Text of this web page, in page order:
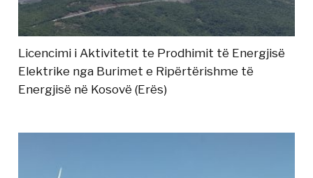
Licencimi i Aktivitetit te Prodhimit të Energjisë
Elektrike nga Burimet e Ripërtërishme të
Energjisë në Kosovë (Erës)